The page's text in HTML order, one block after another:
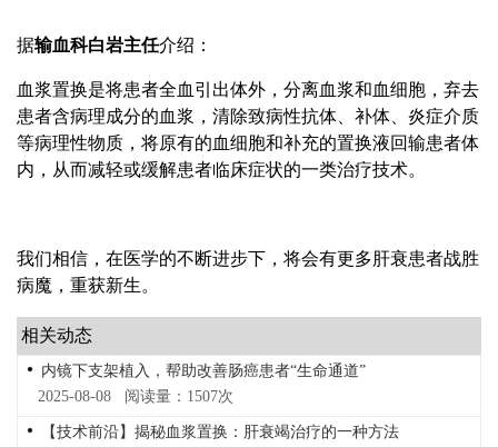
据输血科白岩主任介绍：
血浆置换是将患者全血引出体外，分离血浆和血细胞，弃去
患者含病理成分的血浆，清除致病性抗体、补体、炎症介质
等病理性物质，将原有的血细胞和补充的置换液回输患者体
内，从而减轻或缓解患者临床症状的一类治疗技术。
我们相信，在医学的不断进步下，将会有更多肝衰患者战胜
病魔，重获新生。
相关动态
内镜下支架植入，帮助改善肠癌患者“生命通道”
2025-08-08 阅读量：1507次
【技术前沿】揭秘血浆置换：肝衰竭治疗的一种方法